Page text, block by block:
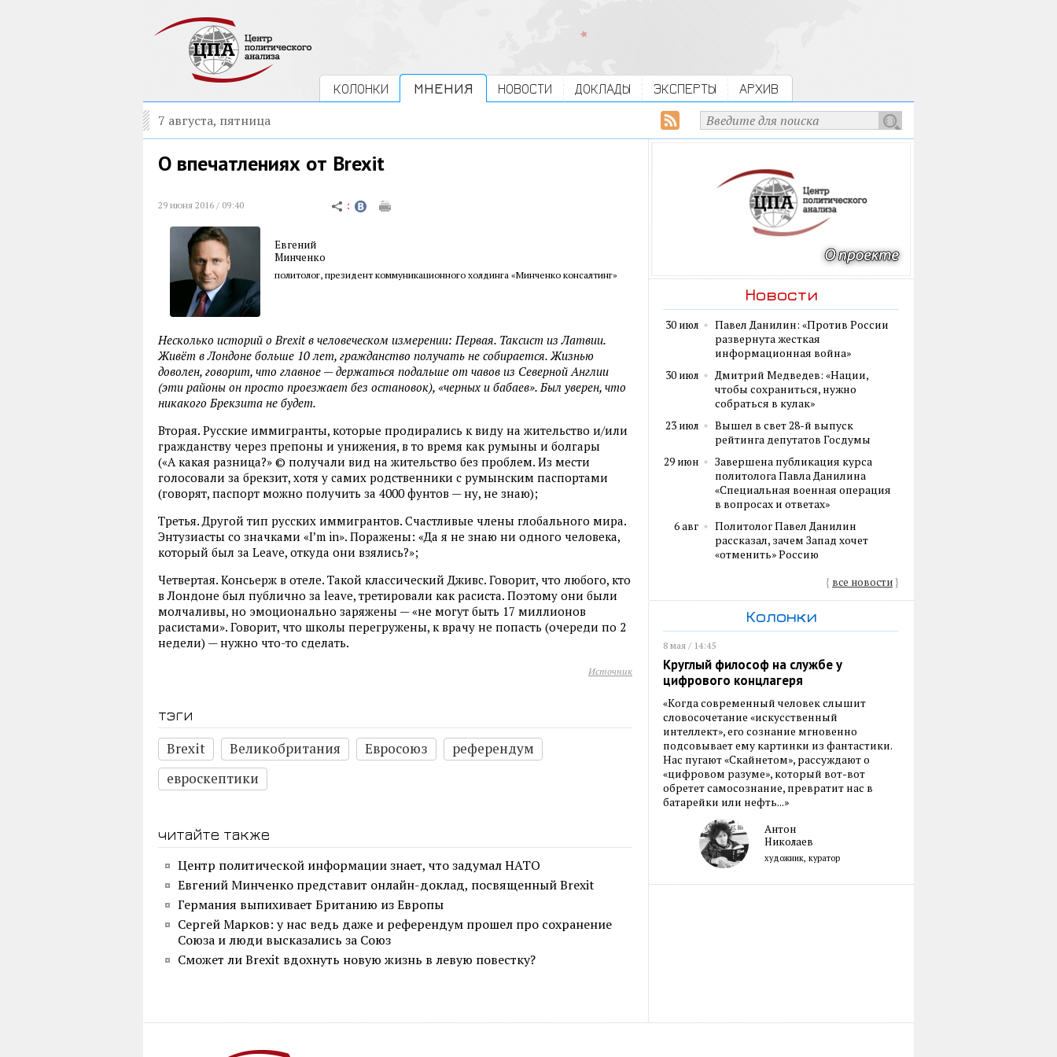
КОЛОНКИ МНЕНИЯ НОВОСТИ ДОКЛАДЫ ЭКСПЕРТЫ АРХИВ
7 августа, пятница
О впечатлениях от Brexit
29 июня 2016 / 09:40
Евгений
Минченко
политолог, президент коммуникационного холдинга «Минченко консалтинг»
Несколько историй о Brexit в человеческом измерении: Первая. Таксист из Латвии.
Живёт в Лондоне больше 10 лет, гражданство получать не собирается. Жизнью
доволен, говорит, что главное — держаться подальше от чавов из Северной Англии
(эти районы он просто проезжает без остановок), «черных и бабаев». Был уверен, что
никакого Брекзита не будет.
Вторая. Русские иммигранты, которые продирались к виду на жительство и/или
гражданству через препоны и унижения, в то время как румыны и болгары
(«А какая разница?» © получали вид на жительство без проблем. Из мести
голосовали за брекзит, хотя у самих родственники с румынским паспортами
(говорят, паспорт можно получить за 4000 фунтов — ну, не знаю);
Третья. Другой тип русских иммигрантов. Счастливые члены глобального мира.
Энтузиасты со значками «I’m in». Поражены: «Да я не знаю ни одного человека,
который был за Leave, откуда они взялись?»;
Четвертая. Консьерж в отеле. Такой классический Дживс. Говорит, что любого, кто
в Лондоне был публично за leave, третировали как расиста. Поэтому они были
молчаливы, но эмоционально заряжены — «не могут быть 17 миллионов
расистами». Говорит, что школы перегружены, к врачу не попасть (очереди по 2
недели) — нужно что-то сделать.
Источник
тэги
Brexit
Великобритания Евросоюз
референдум
евроскептики
читайте также
Центр политической информации знает, что задумал НАТО
Евгений Минченко представит онлайн-доклад, посвященный Brexit
Германия выпихивает Британию из Европы
Сергей Марков: у нас ведь даже и референдум прошел про сохранение
Союза и люди высказались за Союз
Сможет ли Brexit вдохнуть новую жизнь в левую повестку?
Новости
30 июл
Павел Данилин: «Против России
развернута жесткая
информационная война»
30 июл
Дмитрий Медведев: «Нации,
чтобы сохраниться, нужно
собраться в кулак»
23 июл
Вышел в свет 28-й выпуск
рейтинга депутатов Госдумы
29 июн
Завершена публикация курса
политолога Павла Данилина
«Специальная военная операция
в вопросах и ответах»
6 авг
Политолог Павел Данилин
рассказал, зачем Запад хочет
«отменить» Россию
{ все новости}
Колонки
8 мая / 14:45
Круглый философ на службе у
цифрового концлагеря
«Когда современный человек слышит
словосочетание «искусственный
интеллект», его сознание мгновенно
подсовывает ему картинки из фантастики.
Нас пугают «Скайнетом», рассуждают о
«цифровом разуме», который вот-вот
обретет самосознание, превратит нас в
батарейки или нефть...»
Антон
Николаев
художник, куратор